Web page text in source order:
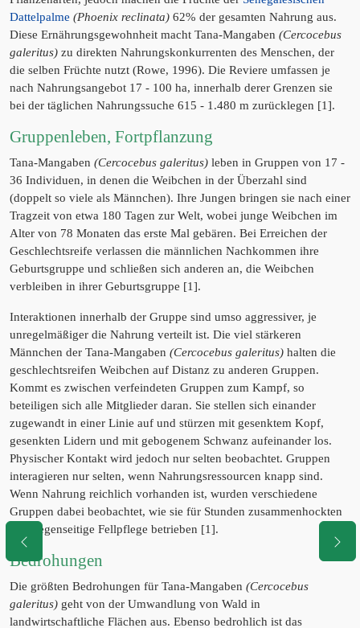
Dattelpalme (Phoenix reclinata) 62% der gesamten Nahrung aus.
Diese Ernährungsgewohnheit macht Tana-Mangaben (Cercocebus
galeritus) zu direkten Nahrungskonkurrenten des Menschen, der
die selben Früchte nutzt (Rowe, 1996). Die Reviere umfassen je
nach Nahrungsangebot 17 - 100 ha, innerhalb derer Grenzen sie
bei der täglichen Nahrungssuche 615 - 1.480 m zurücklegen [1].
Gruppenleben, Fortpflanzung
Tana-Mangaben (Cercocebus galeritus) leben in Gruppen von 17 -
36 Individuen, in denen die Weibchen in der Überzahl sind
(doppelt so viele als Männchen). Ihre Jungen bringen sie nach einer
Tragzeit von etwa 180 Tagen zur Welt, wobei junge Weibchen im
Alter von 78 Monaten das erste Mal gebären. Bei Erreichen der
Geschlechtsreife verlassen die männlichen Nachkommen ihre
Geburtsgruppe und schließen sich anderen an, die Weibchen
verbleiben in ihrer Geburtsgruppe [1].
Interaktionen innerhalb der Gruppe sind umso aggressiver, je
unregelmäßiger die Nahrung verteilt ist. Die viel stärkeren
Männchen der Tana-Mangaben (Cercocebus galeritus) halten die
geschlechtsreifen Weibchen auf Distanz zu anderen Gruppen.
Kommt es zwischen verfeindeten Gruppen zum Kampf, so
beteiligen sich alle Mitglieder daran. Sie stellen sich einander
zugewandt in einer Linie auf und stürzen mit gesenktem Kopf,
gesenkten Lidern und mit gebogenem Schwanz aufeinander los.
Physischer Kontakt wird jedoch nur selten beobachtet. Gruppen
interagieren nur selten, wenn Nahrungsressourcen knapp sind.
Wenn Nahrung reichlich vorhanden ist, wurden verschiedene
Gruppen dabei beobachtet, wie sie für Stunden zusammenhockten
und gegenseitige Fellpflege betrieben [1].
Bedrohungen
Die größten Bedrohungen für Tana-Mangaben (Cercocebus
galeritus) geht von der Umwandlung von Wald in
landwirtschaftliche Flächen aus. Ebenso bedrohlich ist das